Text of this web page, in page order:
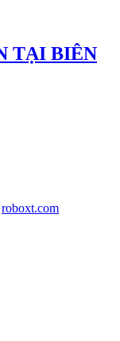
TẠI BIÊN
roboxt.com